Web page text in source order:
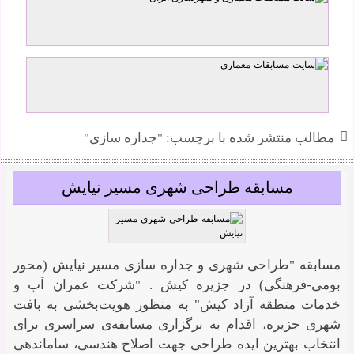
مطالب منتشر شده با برچسب: "جداره سازی"
مسابقه طراحی شهری مسیر نیایش
مسابقه "طراحی شهری و جداره سازی مسیر نیایش (محور
بومی-فرهنگی) در جزیره کیش . "شرکت عمران آب و
خدمات منطقه آزاد کیش" به منظور هویت‌بخشی به بافت
شهری جزیره، اقدام به برگزاری مسابقه‌ی سراسری برای
انتخاب بهترین ایده طراحی جهت اصلاح هندسی، ساماندهی